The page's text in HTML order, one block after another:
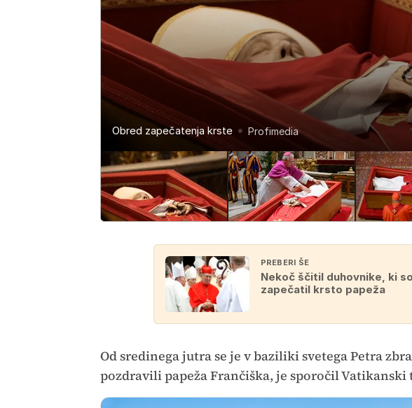
Obred zapečatenja krste Profimedia
Obred zapečatenja krste Profimedia
Obred zapečatenja krste Profimedia
Obred zapečatenja krste Profimedia
Obred zapečatenja krste Profimedia
PREBERI ŠE
Nekoč ščitil duhovnike, ki
zapečatil krsto papeža
Od sredinega jutra se je v baziliki svetega Petra
pozdravili papeža Frančiška, je sporočil